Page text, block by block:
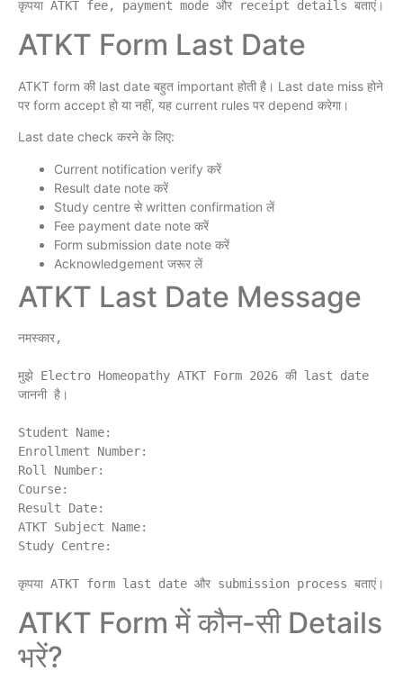
ATKT Form Last Date
ATKT form की last date बहुत important होती है। Last date miss होने
पर form accept हो या नहीं, यह current rules पर depend करेगा।
Last date check करने के लिए:
Current notification verify करें
Result date note करें
Study centre से written confirmation लें
Fee payment date note करें
Form submission date note करें
Acknowledgement जरूर लें
ATKT Last Date Message
नमस्कार,
मुझे Electro Homeopathy ATKT Form 2026 की last date
जाननी है।
Student Name:
Enrollment Number:
Roll Number:
Course:
Result Date:
ATKT Subject Name:
Study Centre:
ATKT Form में कौन-सी Details
भरें?